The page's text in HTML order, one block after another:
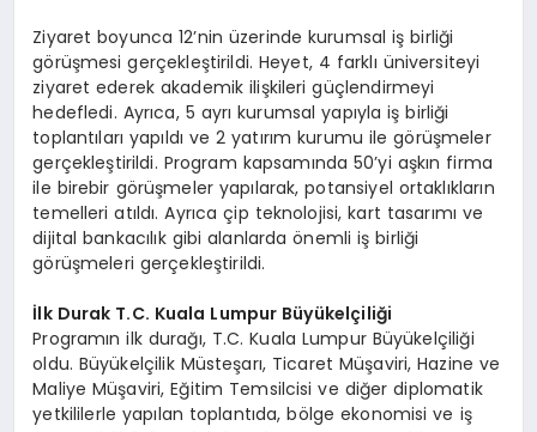
Ziyaret boyunca 12’nin üzerinde kurumsal iş birliği
görüşmesi gerçekleştirildi. Heyet, 4 farklı üniversiteyi
ziyaret ederek akademik ilişkileri güçlendirmeyi
hedefledi. Ayrıca, 5 ayrı kurumsal yapıyla iş birliği
toplantıları yapıldı ve 2 yatırım kurumu ile görüşmeler
gerçekleştirildi. Program kapsamında 50’yi aşkın firma
ile birebir görüşmeler yapılarak, potansiyel ortaklıkların
temelleri atıldı. Ayrıca çip teknolojisi, kart tasarımı ve
dijital bankacılık gibi alanlarda önemli iş birliği
görüşmeleri gerçekleştirildi.
İlk Durak T.C. Kuala Lumpur Büyükelçiliği
Programın ilk durağı, T.C. Kuala Lumpur Büyükelçiliği
oldu. Büyükelçilik Müsteşarı, Ticaret Müşaviri, Hazine ve
Maliye Müşaviri, Eğitim Temsilcisi ve diğer diplomatik
yetkililerle yapılan toplantıda, bölge ekonomisi ve iş